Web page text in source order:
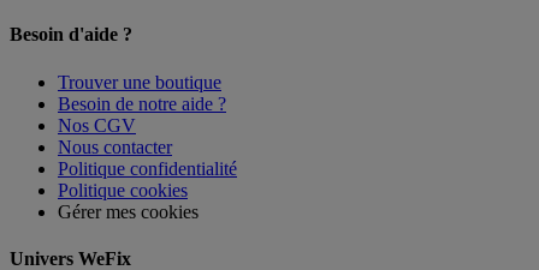
Besoin d'aide ?
Trouver une boutique
Besoin de notre aide ?
Nos CGV
Nous contacter
Politique confidentialité
Politique cookies
Gérer mes cookies
Univers WeFix